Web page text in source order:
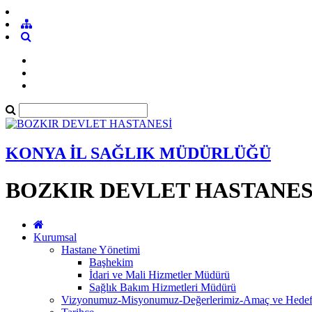
KONYA İL SAĞLIK MÜDÜRLÜĞÜ
BOZKIR DEVLET
Kurumsal
Hastane Yönetimi
Başhekim
İdari ve Mali Hizmetler Müdürü
Sağlık Bakım Hizmetleri Müdürü
Vizyonumuz-Misyonumuz-Değerlerimiz-Amaç ve